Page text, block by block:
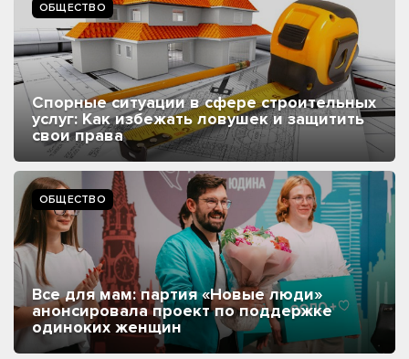
ОБЩЕСТВО
Спорные ситуации в сфере строительных
услуг: Как избежать ловушек и защитить
свои права
ОБЩЕСТВО
Все для мам: партия «Новые люди»
анонсировала проект по поддержке
одиноких женщин